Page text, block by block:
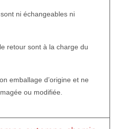
ni échangeables ni
retour sont à la charge du
emballage d’origine et ne
ou modifiée.